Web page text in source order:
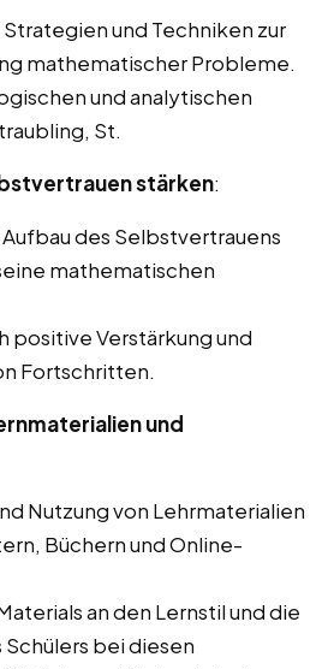
und Techniken zur
mathematischer Probleme.
und analytischen
St.
stärken:
des Selbstvertrauens
mathematischen
positive Verstärkung und
Fortschritten.
und
Nutzung von Lehrmaterialien
Büchern und Online-
an den Lernstil und die
bei diesen